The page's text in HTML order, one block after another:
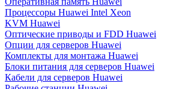
Процессоры Huawei Intel Xeon
KVM Huawei
Оптические приводы и FDD Huawei
Опции для серверов Huawei
Комплекты для монтажа Huawei
Блоки питания для серверов Huawei
Кабели для серверов Huawei